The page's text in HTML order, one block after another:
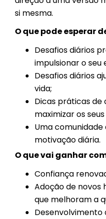
si mesma.
O que pode esperar
Desafios diários
impulsionar o
Desafios diários
vida;
Dicas práticas
maximizar os
Uma
motivação diária.
O que vai ganhar
Confiança
Adoção de novos
que melhoram a
Desenvolvimento